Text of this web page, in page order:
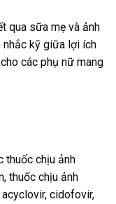
qua sữa mẹ và ảnh
nhắc kỹ giữa lợi ích
các phụ nữ mang
thuốc chịu ảnh
thuốc chịu ảnh
cidofovir,